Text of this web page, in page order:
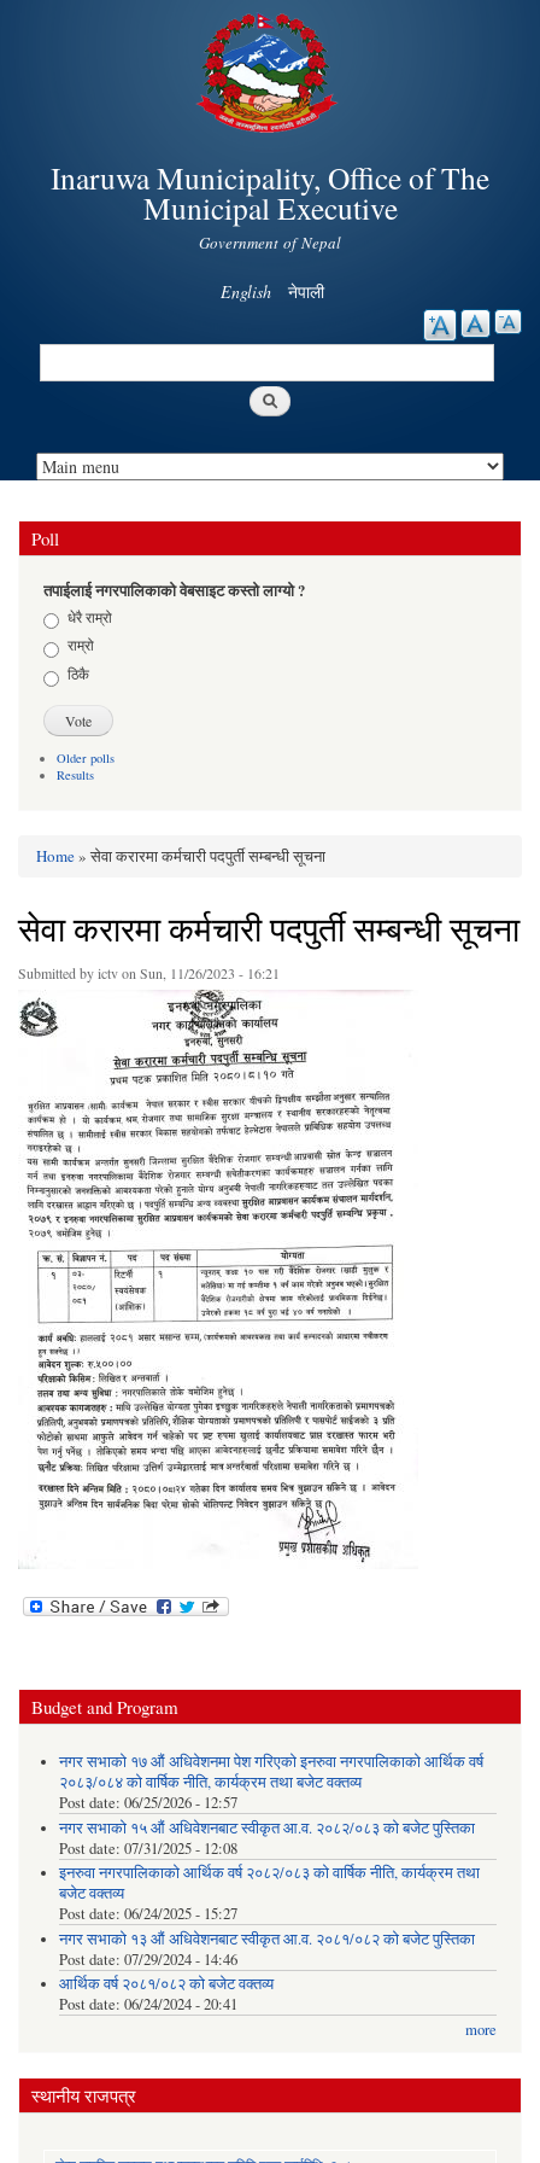
Skip to
main
content
Inaruwa Municipality, Office of The
Municipal Executive
Government of Nepal
English नेपाली
Search
Poll
तपाईलाई नगरपालिकाको वेबसाइट कस्तो लाग्यो ?
Choicesधेरै राम्रो
राम्रो
ठिकै
Older polls
Results
Home» सेवा करारमा कर्मचारी पदपुर्ती सम्बन्धी सूचना
सेवा करारमा कर्मचारी पदपुर्ती सम्बन्धी सूचना
Submitted byictvon Sun, 11/26/2023 - 16:21
Budget and Program
नगर सभाको १७ औं अधिवेशनमा पेश गरिएको इनरुवा नगरपालिकाको आर्थिक वर्ष
२०८३/०८४ को वार्षिक नीति, कार्यक्रम तथा बजेट वक्तव्य
Post date: 06/25/2026 - 12:57
नगर सभाको १५ औं अधिवेशनबाट स्वीकृत आ.व. २०८२/०८३ को बजेट पुस्तिका
Post date: 07/31/2025 - 12:08
इनरुवा नगरपालिकाको आर्थिक वर्ष २०८२/०८३ को वार्षिक नीति, कार्यक्रम तथा
बजेट वक्तव्य
Post date: 06/24/2025 - 15:27
नगर सभाको १३ औं अधिवेशनबाट स्वीकृत आ.व. २०८१/०८२ को बजेट पुस्तिका
Post date: 07/29/2024 - 14:46
आर्थिक वर्ष २०८१/०८२ को बजेट वक्तव्य
Post date: 06/24/2024 - 20:41
more
स्थानीय राजपत्र